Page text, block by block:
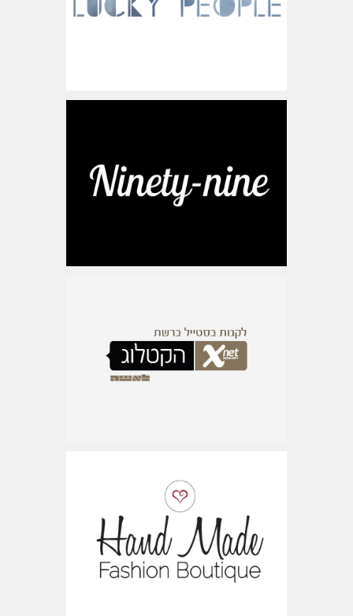
ישראל
www.xnet.co.il/catalog
ישראל
www.ministyle.co.il
ישראל